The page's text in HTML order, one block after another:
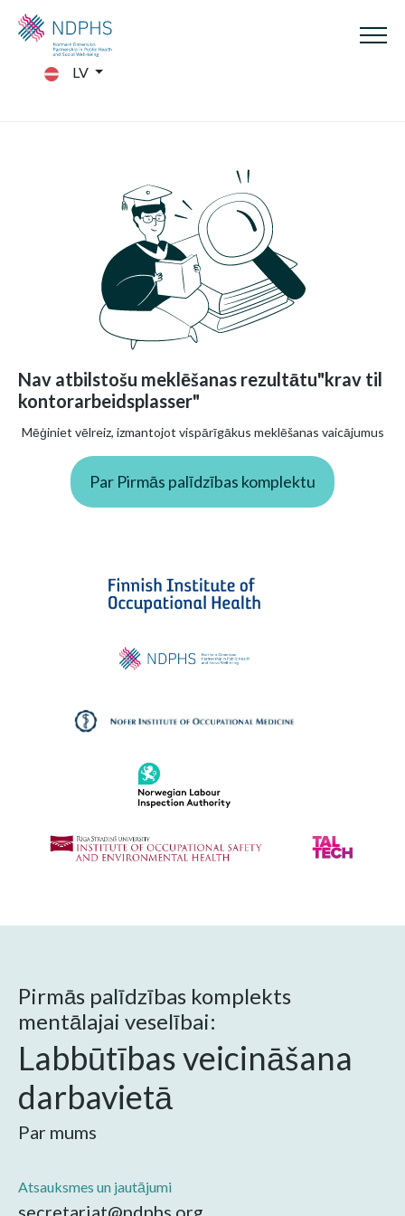
LV
Nav atbilstošu meklēšanas rezultātu"krav til
kontorarbeidsplasser"
Mēģiniet vēlreiz, izmantojot vispārīgākus meklēšanas vaicājumus
Par Pirmās palīdzības komplektu
Pirmās palīdzības komplekts
mentālajai veselībai:
Labbūtības veicināšana
darbavietā
Par mums
Atsauksmes un jautājumi
secretariat@ndphs.org